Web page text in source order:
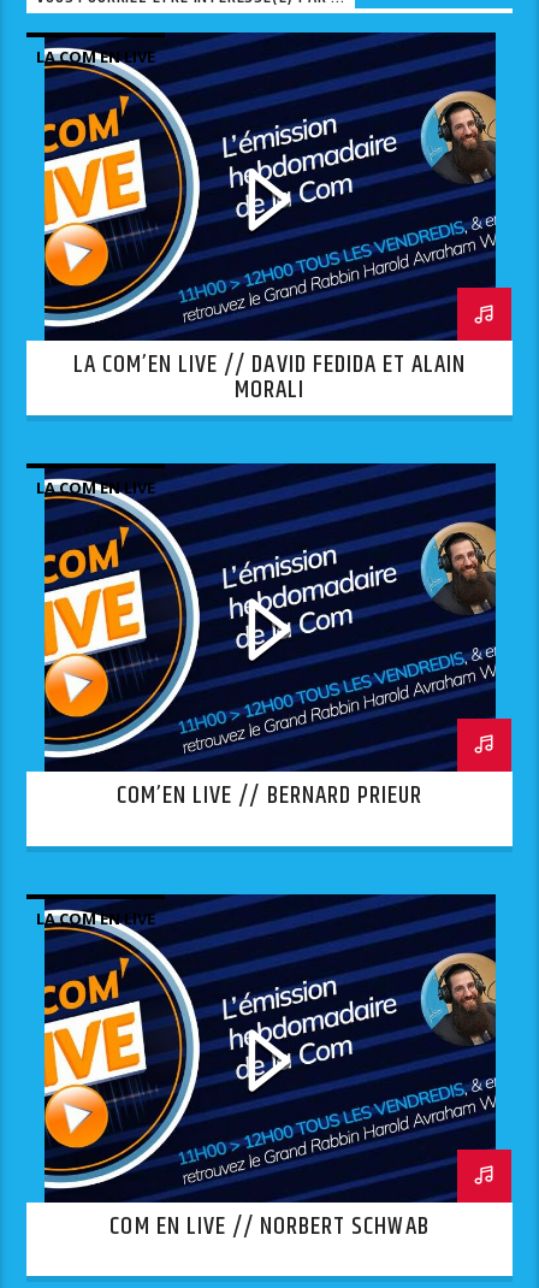
LA COM EN LIVE
LA COM’EN LIVE // DAVID FEDIDA ET ALAIN
MORALI
LA COM EN LIVE
COM’EN LIVE // BERNARD PRIEUR
LA COM EN LIVE
COM EN LIVE // NORBERT SCHWAB